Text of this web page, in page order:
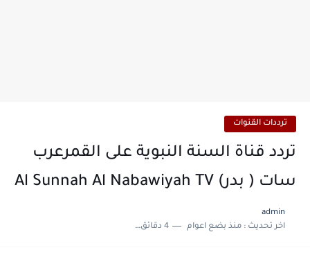
ترددات القنوات
تردد قناة السنة النبوية على القمرعرب
سات ( بدر) Al Sunnah Al Nabawiyah TV
admin
اخر تحديث :منذ بضع اعوام 4 دقائق للقراءة